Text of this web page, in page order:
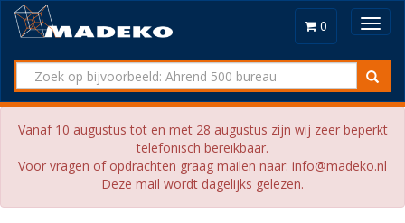
0
Vanaf 10 augustus tot en met 28 augustus zijn wij zeer beperkt
telefonisch bereikbaar.
Voor vragen of opdrachten graag mailen naar: info@madeko.nl
Deze mail wordt dagelijks gelezen.